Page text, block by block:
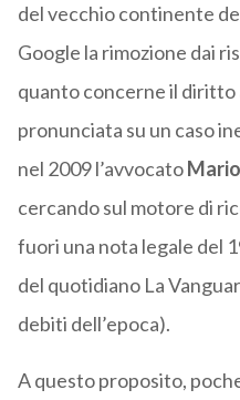
del vecchio continente
Google la rimozione dai
quanto concerne il diritto
pronunciata su un caso
nel 2009 l’avvocato
cercando sul motore di
fuori una nota legale del
del quotidiano La
debiti dell’epoca).
A questo proposito,